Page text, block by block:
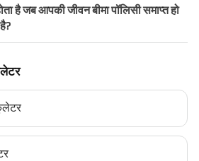
है जब आपकी जीवन बीमा पॉलिसी समाप्त हो